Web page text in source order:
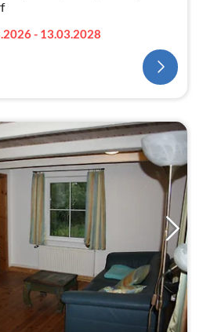
- 13.03.2028